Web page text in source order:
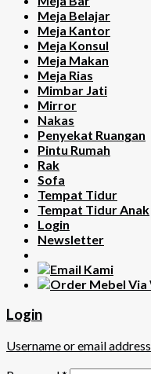
Meja Belajar
Meja Kantor
Meja Konsul
Meja Makan
Meja Rias
Mimbar Jati
Mirror
Nakas
Penyekat Ruangan
Pintu Rumah
Rak
Sofa
Tempat Tidur
Tempat Tidur Anak
Login
Newsletter
Login
Username or email address